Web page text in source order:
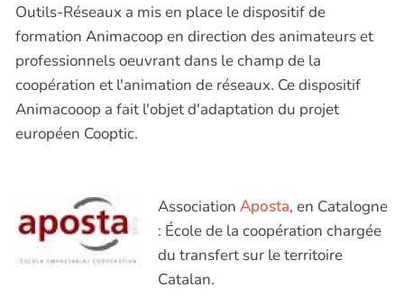
Outils-Réseaux a mis en place le dispositif de
formation Animacoop en direction des animateurs et
professionnels oeuvrant dans le champ de la
coopération et l'animation de réseaux. Ce dispositif
Animacooop a fait l'objet d'adaptation du projet
européen Cooptic.
Association Aposta, en Catalogne
: École de la coopération chargée
du transfert sur le territoire
Catalan.